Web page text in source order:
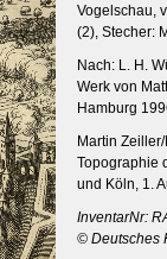
Government
Vogelschau,
(2), Stecher:
Nach: L. H.
Werk von
Hamburg
Martin
Topographie
und Köln, 1.
InventarNr:
© Deutsches